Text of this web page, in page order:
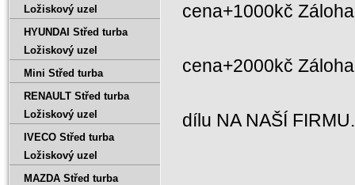
cena+1000kč
cena+2000kč
dílu NA NAŠÍ
Ložiskový uzel
HYUNDAI Střed turba
Ložiskový uzel
Mini Střed turba
RENAULT Střed turba
Ložiskový uzel
IVECO Střed turba
Ložiskový uzel
MAZDA Střed turba